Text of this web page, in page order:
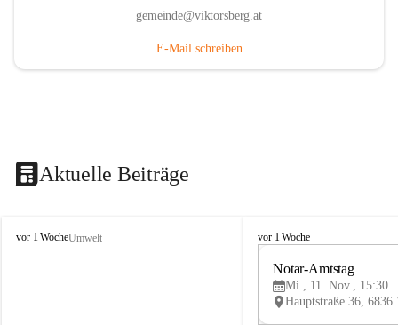
gemeinde@viktorsberg.at
E-Mail schreiben
Aktuelle Beiträge
V
vor 1 WocheUmwelt
V
vor 1 Woche
Notar-Amtstag
Mi., 11. Nov., 15:30